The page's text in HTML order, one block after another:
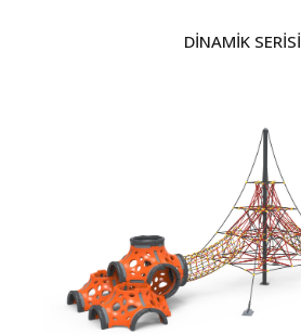
DİNAMİK SERİSİ